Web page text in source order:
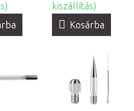
kiszállítás)
Kosárba